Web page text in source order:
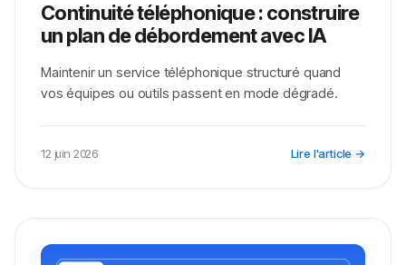
Continuité téléphonique : construire
un plan de débordement avec IA
Maintenir un service téléphonique structuré quand
vos équipes ou outils passent en mode dégradé.
12 juin 2026 Lire l'article →